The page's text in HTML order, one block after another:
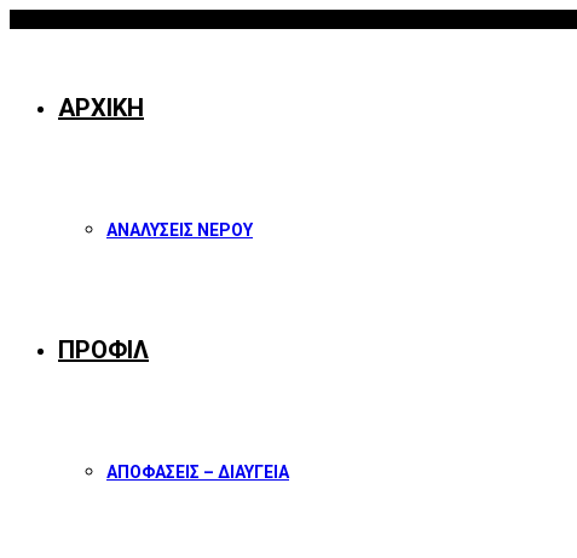
ΑΡΧΙΚΗ
ΑΝΑΛΥΣΕΙΣ ΝΕΡΟΥ
ΠΡΟΦΙΛ
ΑΠΟΦΑΣΕΙΣ – ΔΙΑΥΓΕΙΑ